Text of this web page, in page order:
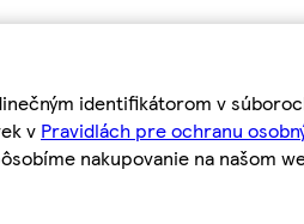
identifikátorom v
v Pravidlách pre ochranu
nakupovanie na našom